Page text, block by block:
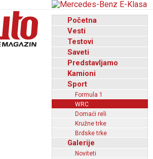
Početna
Vesti
Testovi
Saveti
Predstavljamo
Kamioni
Sport
Formula 1
WRC
Domaći reli
Kružne trke
Brdske trke
Galerije
Noviteti